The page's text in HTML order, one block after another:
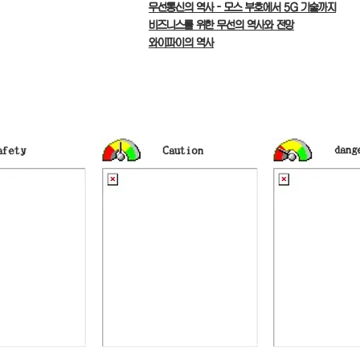
무선통신의 역사 - 모스 부호에서 5G 기술까지
비즈니스를 위한 무선의 역사와 전망
와이파이의 역사
​Caution